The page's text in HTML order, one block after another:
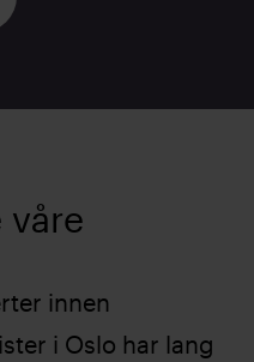
våre
innen
i Oslo har lang
Øyelege